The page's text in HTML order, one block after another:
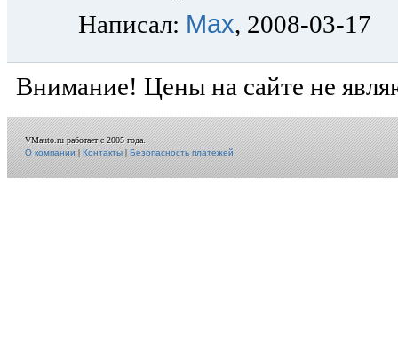
Написал: Max, 2008-03-17
Внимание! Цены на сайте не
VMauto.ru работает с 2005 года.
О компании|Контакты|Безопасность платежей